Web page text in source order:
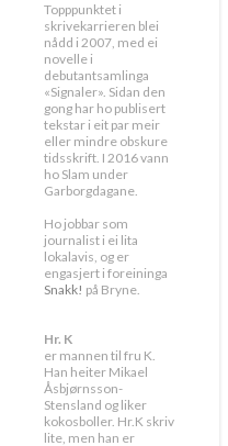
Topppunktet i
skrivekarrieren blei
nådd i 2007, med ei
novelle i
debutantsamlinga
«Signaler». Sidan den
gong har ho publisert
tekstar i eit par meir
eller mindre obskure
tidsskrift. I 2016 vann
ho Slam under
Garborgdagane.
Ho jobbar som
journalist i ei lita
lokalavis, og er
engasjert i foreininga
Snakk! på Bryne.
Hr. K
er mannen til fru K.
Han heiter Mikael
Åsbjørnsson-
Stensland og liker
kokosboller. Hr.K skriv
lite, men han er